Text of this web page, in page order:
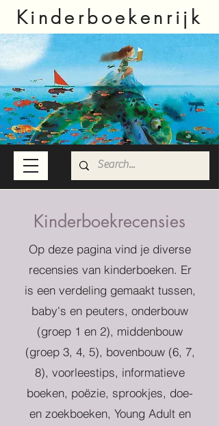
Kinderboekenrijk
Kinderboekrecensies
Op deze pagina vind je diverse
recensies van kinderboeken. Er
is een verdeling gemaakt tussen,
baby's en peuters, onderbouw
(groep 1 en 2), middenbouw
(groep 3, 4, 5), bovenbouw (6, 7,
8), voorleestips, informatieve
boeken, poëzie, sprookjes, doe-
en zoekboeken, Young Adult en